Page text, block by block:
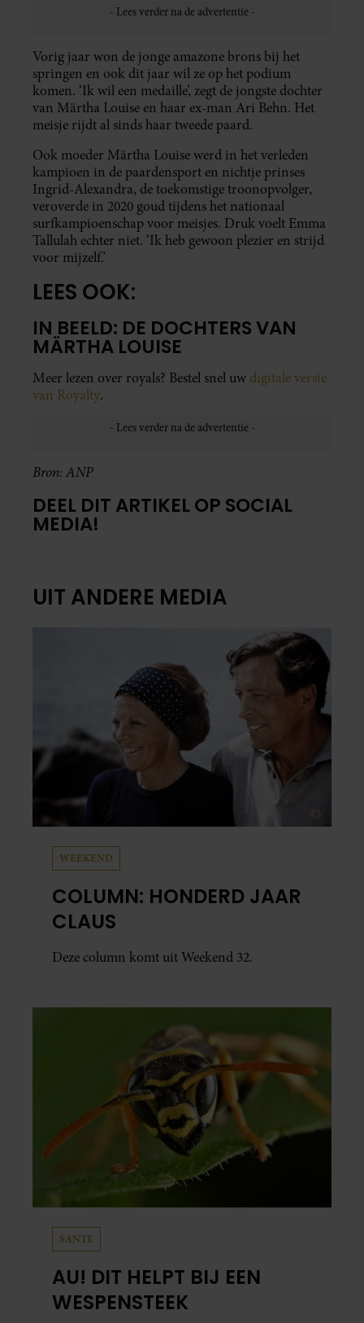
Vorig jaar won de jonge amazone brons bij het
springen en ook dit jaar wil ze op het podium
komen. ‘Ik wil een medaille’, zegt de jongste dochter
van Märtha Louise en haar ex-man Ari Behn. Het
meisje rijdt al sinds haar tweede paard.
Ook moeder Märtha Louise werd in het verleden
kampioen in de paardensport en nichtje prinses
Ingrid-Alexandra, de toekomstige troonopvolger,
veroverde in 2020 goud tijdens het nationaal
surfkampioenschap voor meisjes. Druk voelt Emma
Tallulah echter niet. ‘Ik heb gewoon plezier en strijd
voor mijzelf.’
LEES OOK:
IN BEELD: DE DOCHTERS VAN
MÄRTHA LOUISE
Meer lezen over royals? Bestel snel uw digitale versie
van Royalty.
Bron: ANP
DEEL DIT ARTIKEL OP SOCIAL
MEDIA!
UIT ANDERE MEDIA
WEEKEND
COLUMN: HONDERD JAAR
CLAUS
Deze column komt uit Weekend 32.
SANTE
AU! DIT HELPT BIJ EEN
WESPENSTEEK